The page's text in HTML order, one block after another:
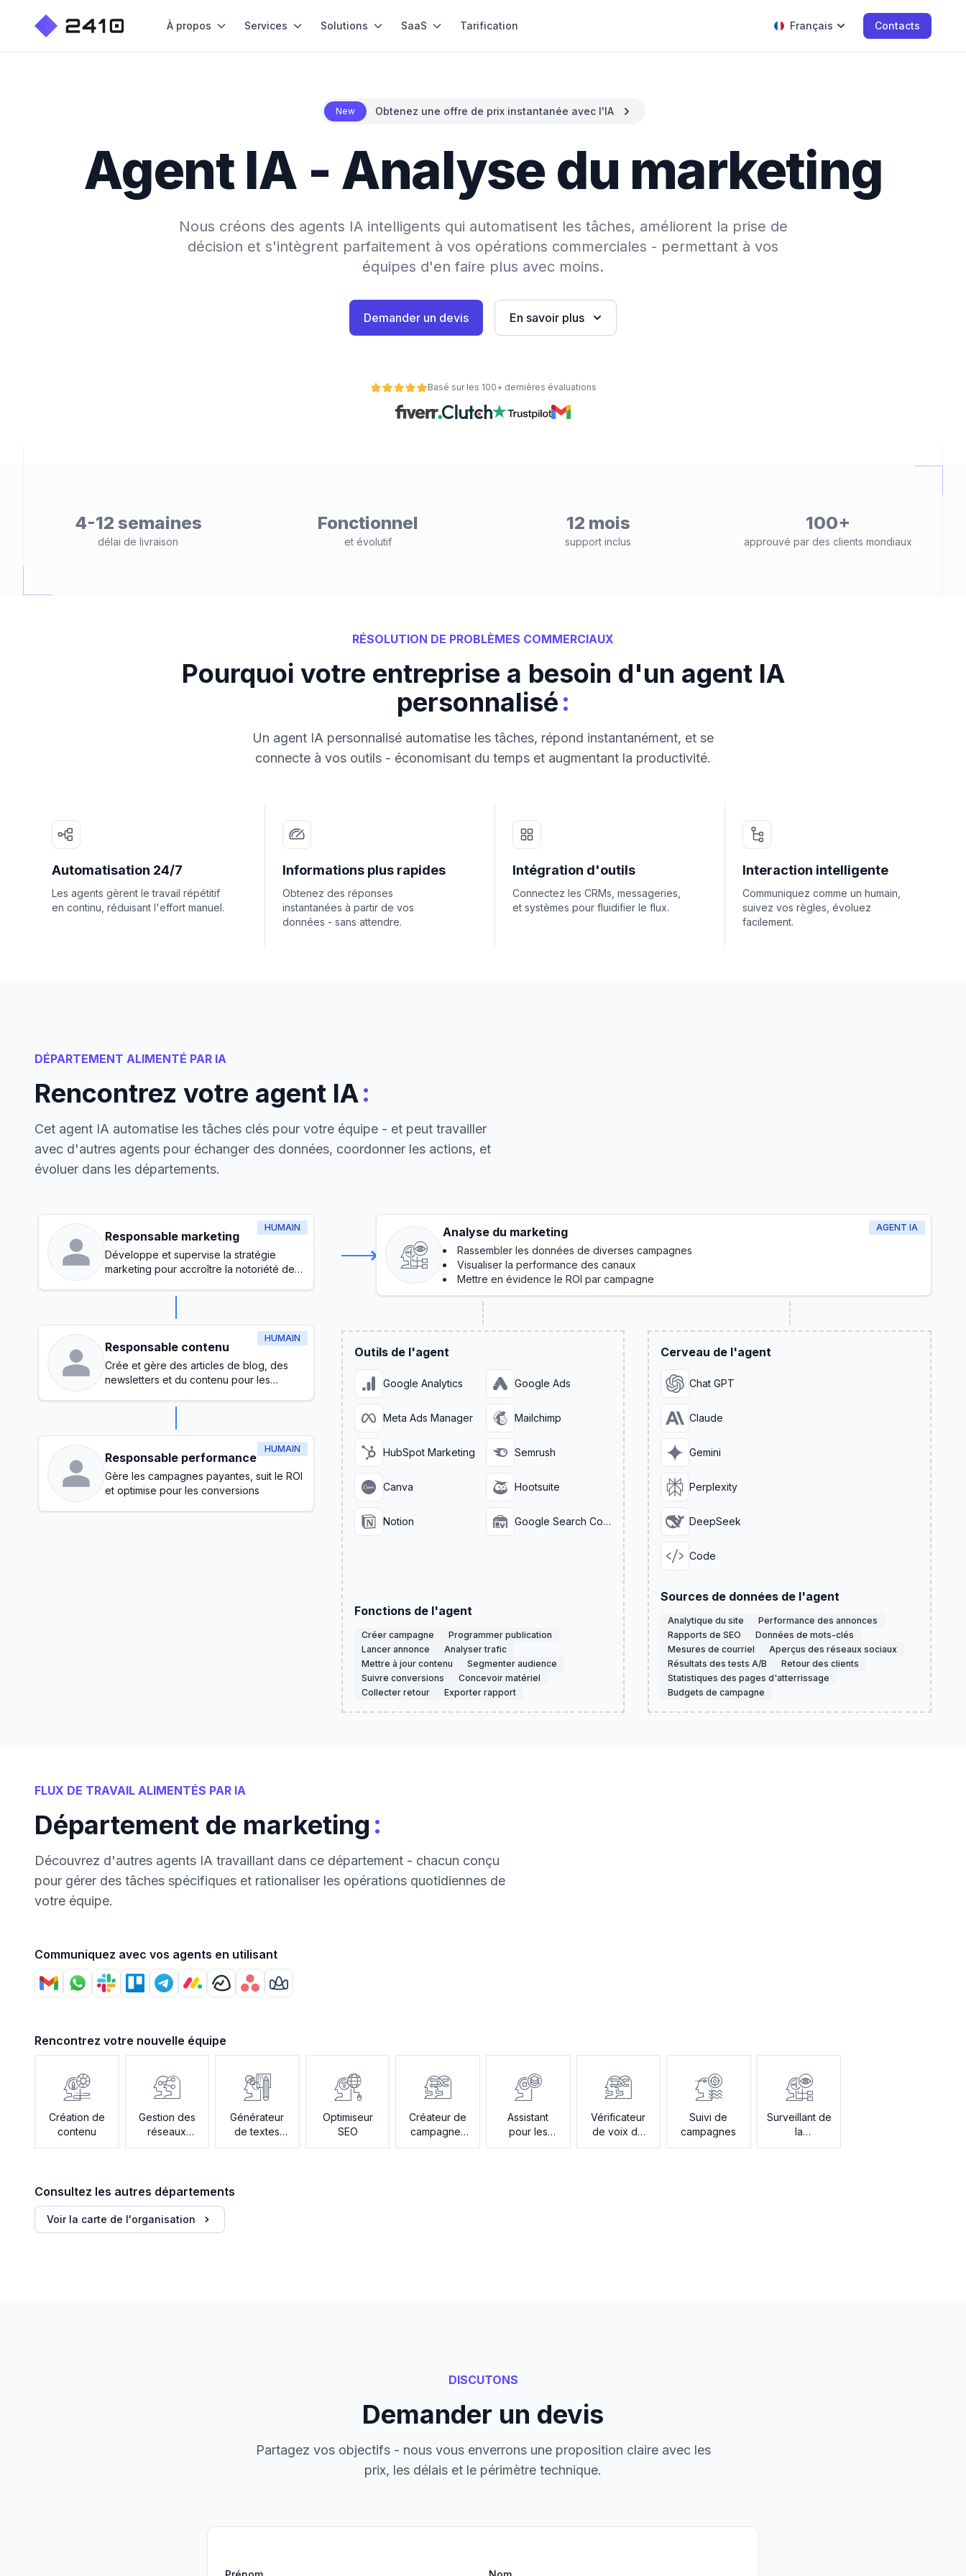
À propos Services Solutions SaaS Tarification Français Contacts
New Obtenez une offre de prix instantanée avec l'IA
Agent IA - Analyse du marketing
Nous créons des agents IA intelligents qui automatisent les tâches, améliorent la prise de
décision et s'intègrent parfaitement à vos opérations commerciales - permettant à vos
équipes d'en faire plus avec moins.
Demander un devis En savoir plus
Basé sur les 100+ dernières évaluations
4-12 semaines
délai de livraison
Fonctionnel
et évolutif
12 mois
support inclus
100+
approuvé par des clients mondiaux
RÉSOLUTION DE PROBLÈMES COMMERCIAUX
Pourquoi votre entreprise a besoin d'un agent IA
personnalisé:
Un agent IA personnalisé automatise les tâches, répond instantanément, et se
connecte à vos outils - économisant du temps et augmentant la productivité.
Automatisation 24/7
Les agents gèrent le travail répétitif
en continu, réduisant l'effort manuel.
Informations plus rapides
Obtenez des réponses
instantanées à partir de vos
données - sans attendre.
Intégration d'outils
Connectez les CRMs, messageries,
et systèmes pour fluidifier le flux.
Interaction intelligente
Communiquez comme un humain,
suivez vos règles, évoluez
facilement.
DÉPARTEMENT ALIMENTÉ PAR IA
Rencontrez votre agent IA:
Cet agent IA automatise les tâches clés pour votre équipe - et peut travailler
avec d'autres agents pour échanger des données, coordonner les actions, et
évoluer dans les départements.
HUMAIN
Responsable marketing
Développe et supervise la stratégie
marketing pour accroître la notoriété de
HUMAIN
Responsable contenu
Crée et gère des articles de blog, des
newsletters et du contenu pour les
HUMAIN
Responsable performance
Gère les campagnes payantes, suit le ROI
et optimise pour les conversions
AGENT IA
Analyse du marketing
Rassembler les données de diverses campagnes
Visualiser la performance des canaux
Mettre en évidence le ROI par campagne
Outils de l'agent
Google Analytics Google Ads
Meta Ads Manager Mailchimp
HubSpot Marketing Semrush
Canva Hootsuite
Notion Google Search Console
Fonctions de l'agent
Créer campagne
Programmer publication
Lancer annonce
Analyser trafic
Mettre à jour contenu
Segmenter audience
Suivre conversions
Concevoir matériel
Collecter retour
Exporter rapport
Cerveau de l'agent
Chat GPT
Claude
Gemini
Perplexity
DeepSeek
Code
Sources de données de l'agent
Analytique du site
Performance des annonces
Rapports de SEO
Données de mots-clés
Mesures de courriel
Aperçus des réseaux sociaux
Résultats des tests A/B
Retour des clients
Statistiques des pages d'atterrissage
Budgets de campagne
FLUX DE TRAVAIL ALIMENTÉS PAR IA
Département de marketing :
Découvrez d'autres agents IA travaillant dans ce département - chacun conçu
pour gérer des tâches spécifiques et rationaliser les opérations quotidiennes de
votre équipe.
Communiquez avec vos agents en utilisant
Rencontrez votre nouvelle équipe
Création de
contenu
Gestion des
réseaux
sociaux
Générateur
de textes
publicitaires
Optimiseur
SEO
Créateur de
campagnes
par e-mail
Assistant
pour les
plans créatifs
Vérificateur
de voix de
marque
Suivi de
campagnes
Surveillant de
la
concurrence
Consultez les autres départements
Voir la carte de l'organisation
DISCUTONS
Demander un devis
Partagez vos objectifs - nous vous enverrons une proposition claire avec les
prix, les délais et le périmètre technique.